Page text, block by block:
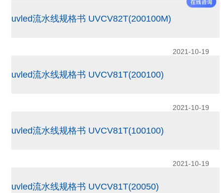
uvled流水线规格书 UVCV82T(200100M)
2021-10-19
uvled流水线规格书 UVCV81T(200100)
2021-10-19
uvled流水线规格书 UVCV81T(100100)
2021-10-19
uvled流水线规格书 UVCV81T(20050)